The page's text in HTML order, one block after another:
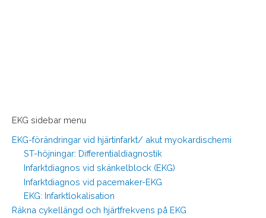
EKG sidebar menu
EKG-förändringar vid hjärtinfarkt/ akut myokardischemi
ST-höjningar: Differentialdiagnostik
Infarktdiagnos vid skänkelblock (EKG)
Infarktdiagnos vid pacemaker-EKG
EKG: Infarktlokalisation
Räkna cykellängd och hjärtfrekvens på EKG